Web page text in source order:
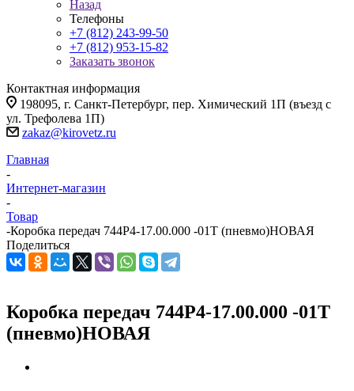
Назад
Телефоны
+7 (812) 243-99-50
+7 (812) 953-15-82
Заказать звонок
Контактная информация
198095, г. Санкт-Петербург, пер. Химический 1П (въезд с
ул. Трефолева 1П)
zakaz@kirovetz.ru
Главная
-
Интернет-магазин
-
Товар
-Коробка передач 744Р4-17.00.000 -01Т (пневмо)НОВАЯ
Поделиться
Коробка передач 744Р4-17.00.000 -01Т
(пневмо)НОВАЯ